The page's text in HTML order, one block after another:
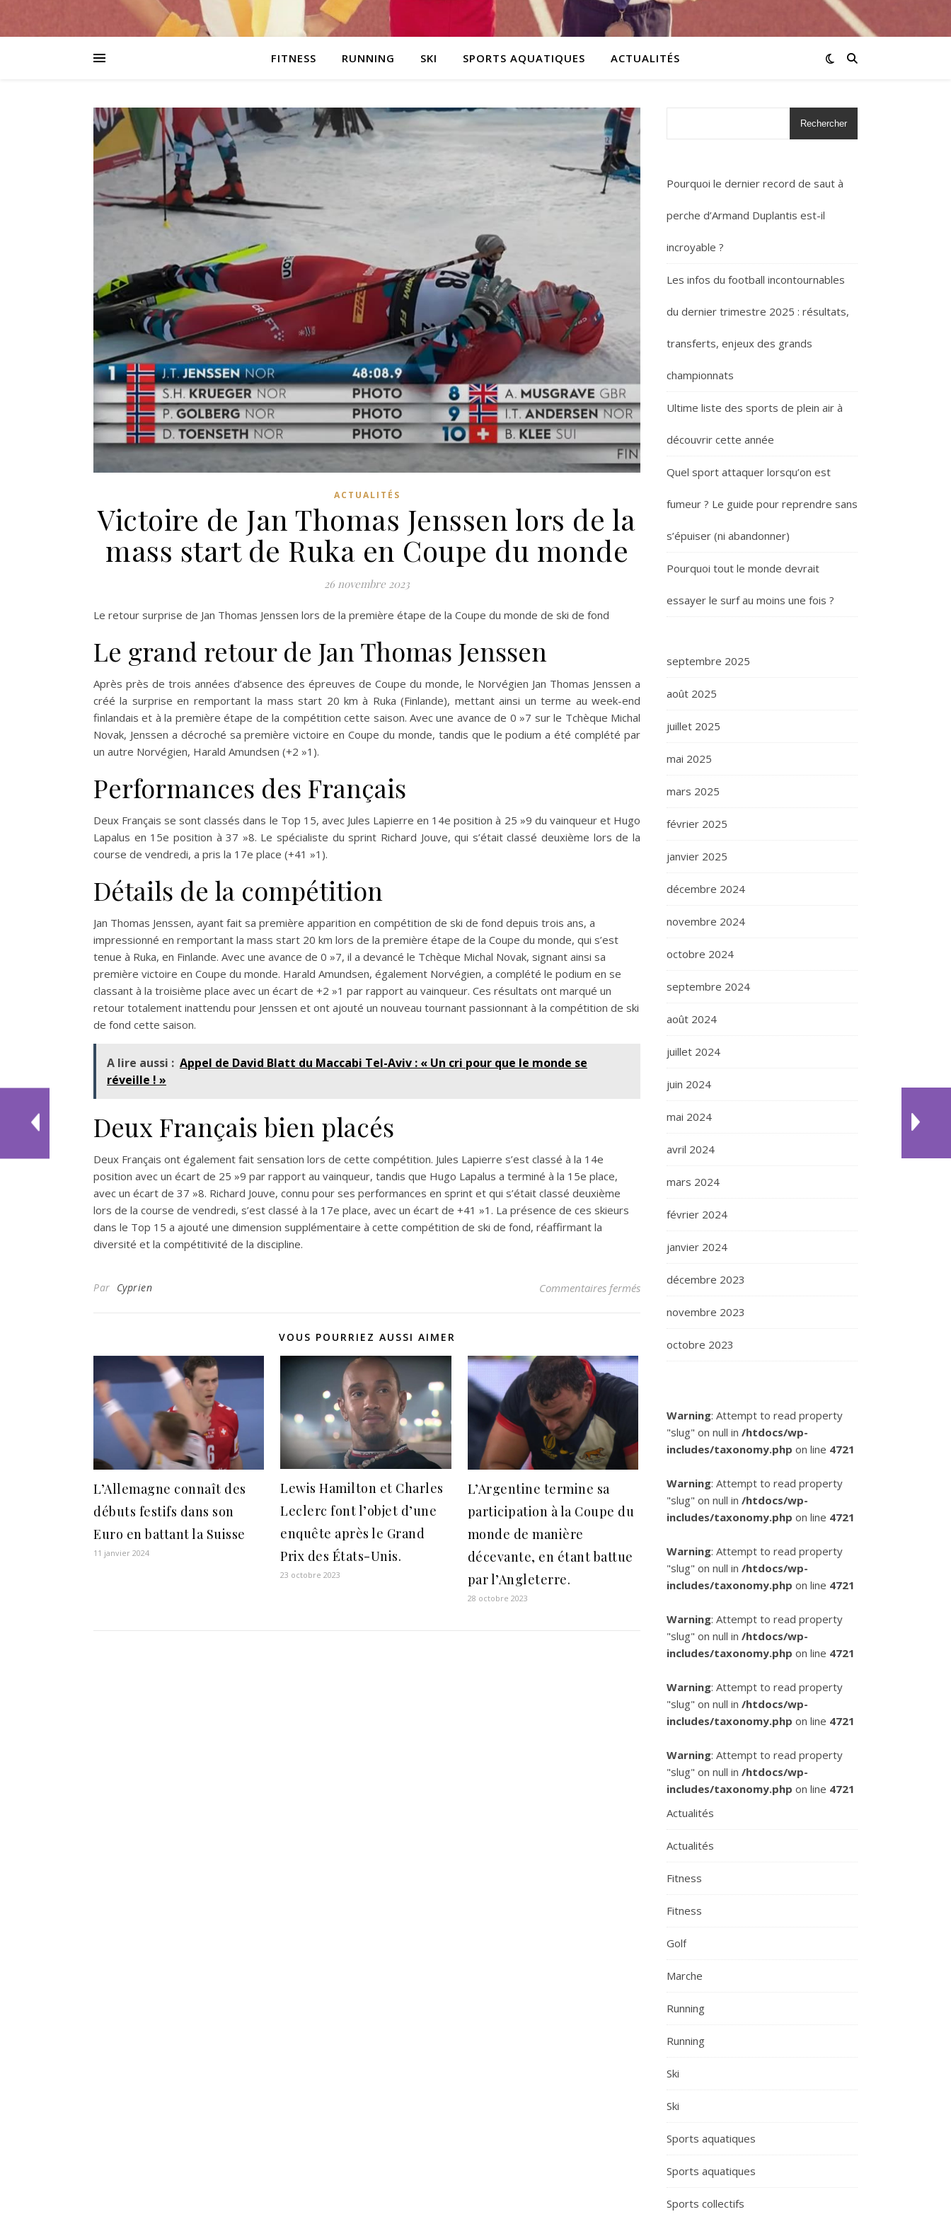
FITNESS RUNNING SKI SPORTS AQUATIQUES ACTUALITÉS
ACTUALITÉS
Victoire de Jan Thomas Jenssen lors de la
mass start de Ruka en Coupe du monde
26 novembre 2023
Le retour surprise de Jan Thomas Jenssen lors de la première étape de la Coupe du monde de ski de fond
Le grand retour de Jan Thomas Jenssen
Après près de trois années d’absence des épreuves de Coupe du monde, le Norvégien Jan Thomas Jenssen a
créé la surprise en remportant la mass start 20 km à Ruka (Finlande), mettant ainsi un terme au week-end
finlandais et à la première étape de la compétition cette saison. Avec une avance de 0 »7 sur le Tchèque Michal
Novak, Jenssen a décroché sa première victoire en Coupe du monde, tandis que le podium a été complété par
un autre Norvégien, Harald Amundsen (+2 »1).
Performances des Français
Deux Français se sont classés dans le Top 15, avec Jules Lapierre en 14e position à 25 »9 du vainqueur et Hugo
Lapalus en 15e position à 37 »8. Le spécialiste du sprint Richard Jouve, qui s’était classé deuxième lors de la
course de vendredi, a pris la 17e place (+41 »1).
Détails de la compétition
Jan Thomas Jenssen, ayant fait sa première apparition en compétition de ski de fond depuis trois ans, a
impressionné en remportant la mass start 20 km lors de la première étape de la Coupe du monde, qui s’est
tenue à Ruka, en Finlande. Avec une avance de 0 »7, il a devancé le Tchèque Michal Novak, signant ainsi sa
première victoire en Coupe du monde. Harald Amundsen, également Norvégien, a complété le podium en se
classant à la troisième place avec un écart de +2 »1 par rapport au vainqueur. Ces résultats ont marqué un
retour totalement inattendu pour Jenssen et ont ajouté un nouveau tournant passionnant à la compétition de ski
de fond cette saison.
A lire aussi : Appel de David Blatt du Maccabi Tel-Aviv : « Un cri pour que le monde se
réveille ! »
Deux Français bien placés
Deux Français ont également fait sensation lors de cette compétition. Jules Lapierre s’est classé à la 14e
position avec un écart de 25 »9 par rapport au vainqueur, tandis que Hugo Lapalus a terminé à la 15e place,
avec un écart de 37 »8. Richard Jouve, connu pour ses performances en sprint et qui s’était classé deuxième
lors de la course de vendredi, s’est classé à la 17e place, avec un écart de +41 »1. La présence de ces skieurs
dans le Top 15 a ajouté une dimension supplémentaire à cette compétition de ski de fond, réaffirmant la
diversité et la compétitivité de la discipline.
Par Cyprien Commentaires ferméssur Victoire de Jan Thomas Jenssen lors de la mass start de Ruka
VOUS POURRIEZ AUSSI AIMER
L’Allemagne connaît des
débuts festifs dans son
Euro en battant la Suisse
11 janvier 2024
Lewis Hamilton et Charles
Leclerc font l’objet d’une
enquête après le Grand
Prix des États-Unis.
23 octobre 2023
L’Argentine termine sa
participation à la Coupe du
monde de manière
décevante, en étant battue
par l’Angleterre.
28 octobre 2023
Rechercher
Pourquoi le dernier record de saut à
perche d’Armand Duplantis est-il
incroyable ?
Les infos du football incontournables
du dernier trimestre 2025 : résultats,
transferts, enjeux des grands
championnats
Ultime liste des sports de plein air à
découvrir cette année
Quel sport attaquer lorsqu’on est
fumeur ? Le guide pour reprendre sans
s’épuiser (ni abandonner)
Pourquoi tout le monde devrait
essayer le surf au moins une fois ?
septembre 2025
août 2025
juillet 2025
mai 2025
mars 2025
février 2025
janvier 2025
décembre 2024
novembre 2024
octobre 2024
septembre 2024
août 2024
juillet 2024
juin 2024
mai 2024
avril 2024
mars 2024
février 2024
janvier 2024
décembre 2023
novembre 2023
octobre 2023
Warning: Attempt to read property
"slug" on null in /htdocs/wp-
includes/taxonomy.php on line 4721
Warning: Attempt to read property
"slug" on null in /htdocs/wp-
includes/taxonomy.php on line 4721
Warning: Attempt to read property
"slug" on null in /htdocs/wp-
includes/taxonomy.php on line 4721
Warning: Attempt to read property
"slug" on null in /htdocs/wp-
includes/taxonomy.php on line 4721
Warning: Attempt to read property
"slug" on null in /htdocs/wp-
includes/taxonomy.php on line 4721
Warning: Attempt to read property
"slug" on null in /htdocs/wp-
includes/taxonomy.php on line 4721
Actualités
Actualités
Fitness
Fitness
Golf
Marche
Running
Running
Ski
Ski
Sports aquatiques
Sports aquatiques
Sports collectifs